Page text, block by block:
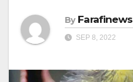
By Farafinews
SEP 8, 2022